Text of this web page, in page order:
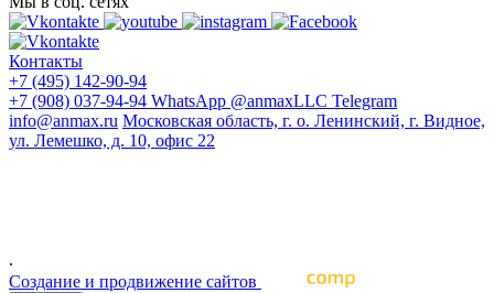
Контакты
+7 (495) 142-90-94
+7 (908) 037-94-94 WhatsApp @anmaxLLC Telegram
info@anmax.ru Московская область, г. о. Ленинский, г. Видное,
ул. Лемешко, д. 10, офис 22
.
Cоздание и продвижение сайтов